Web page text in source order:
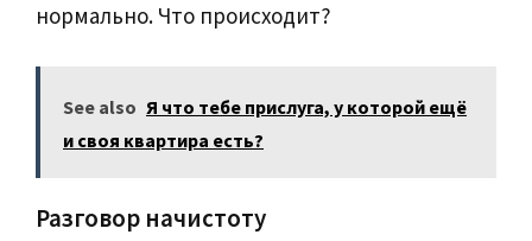
нормально. Что происходит?
See also Я что тебе прислуга, у которой ещё
и своя квартира есть?
Разговор начистоту